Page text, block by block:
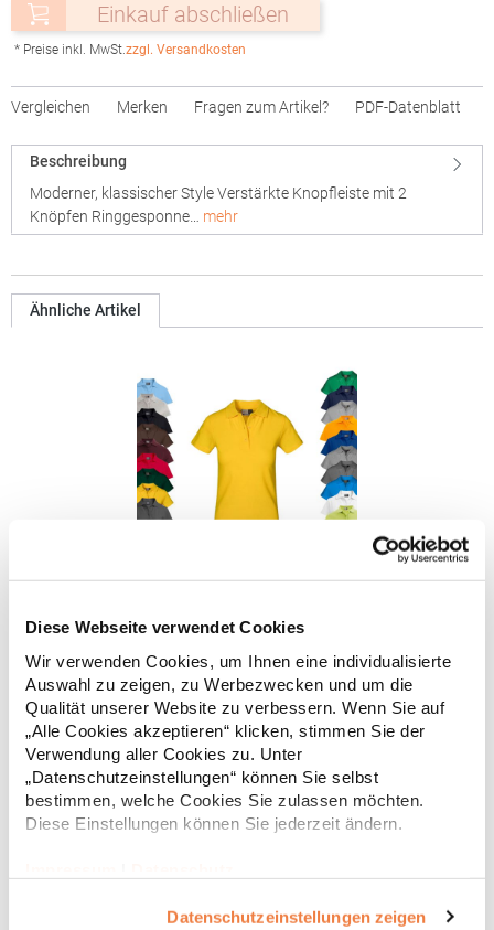
Diese Webseite verwendet Cookies
Wir verwenden Cookies, um Ihnen eine individualisierte
Auswahl zu zeigen, zu Werbezwecken und um die
Qualität unserer Website zu verbessern. Wenn Sie auf
„Alle Cookies akzeptieren“ klicken, stimmen Sie der
Verwendung aller Cookies zu. Unter
„Datenschutzeinstellungen“ können Sie selbst
bestimmen, welche Cookies Sie zulassen möchten.
Diese Einstellungen können Sie jederzeit ändern.
Datenschutzeinstellungen zeigen
Einkauf abschließen
* Preise inkl. MwSt.zzgl. Versandkosten
Vergleichen Merken Fragen zum Artikel? PDF-Datenblatt
Beschreibung
Moderner, klassischer Style Verstärkte Knopfleiste mit 2
Knöpfen Ringgesponne… mehr
Ähnliche Artikel
Hochwertig verarbeitete Knopfleiste mit drei Knöpfen Ton-in-Ton
Seitliche Schlitze Leicht tailliert Baumwoll-Piqué Gekämmte
BaumwolleGrammatur: 220 g/m²Materialzusammensetzung:
100% Baumwolle (Sports Grey: 85% Baumwolle / 15% Polyester),
(Ash: 99% Baumwolle / 1% Polyester)Angaben zur
Produktsicherheit: Herst.-Nr.: 4005FHersteller: Promodoro
Fashion GmbH Am Gatherhof 57 40472 Düsseldorf Deutschland
E-Mail: info@promodoro.de
* Preise inkl. gesetzlicher Mwst. + Versandkosten *